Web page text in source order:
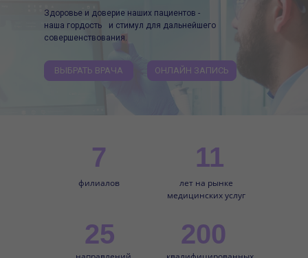
Здоровье и доверие наших пациентов -
наша гордость и стимул для дальнейшего
совершенствования.
ВЫБРАТЬ ВРАЧА ОНЛАЙН ЗАПИСЬ
11
7
200
25
филиалов
лет на рынке
медицинских услуг